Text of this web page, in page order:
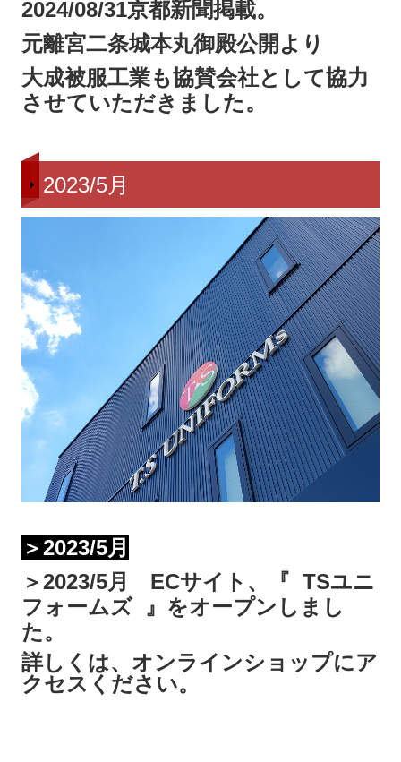
2024/08/31京都新聞掲載。
元離宮二条城本丸御殿公開より
大成被服工業も協賛会社として協力
させていただきました。
2023/5月
＞2023/5月
＞2023/5月 ECサイト、『 TSユニ
フォームズ 』をオープンしまし
た。
詳しくは、オンラインショップにア
クセスください。